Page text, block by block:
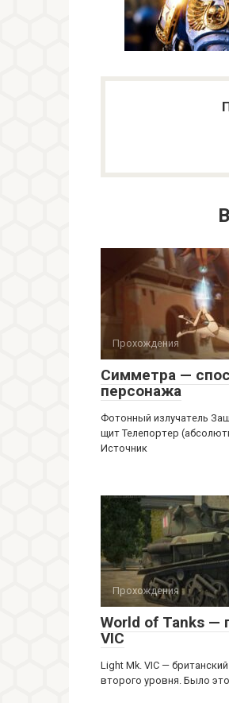
Прохождения
Симметра —
персонажа
Фотонный излучатель
щит Телепортер
Источник
Прохождения
World of Tanks —
VIC
Light Mk. VIC —
второго уровня. Было